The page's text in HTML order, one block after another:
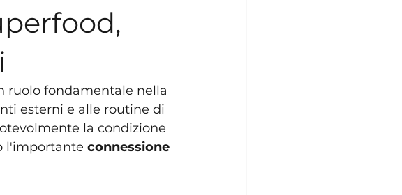
ruolo fondamentale nella
esterni e alle routine di
la condizione
l'importante connessione